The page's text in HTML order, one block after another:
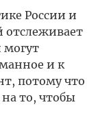
России и
отслеживает
и к
потому что
то, чтобы